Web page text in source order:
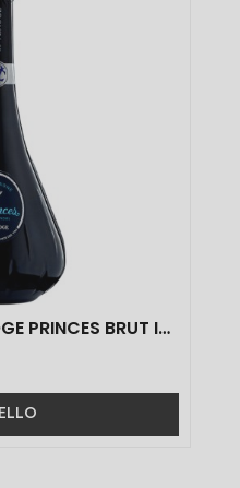
PRINCES BRUT IN